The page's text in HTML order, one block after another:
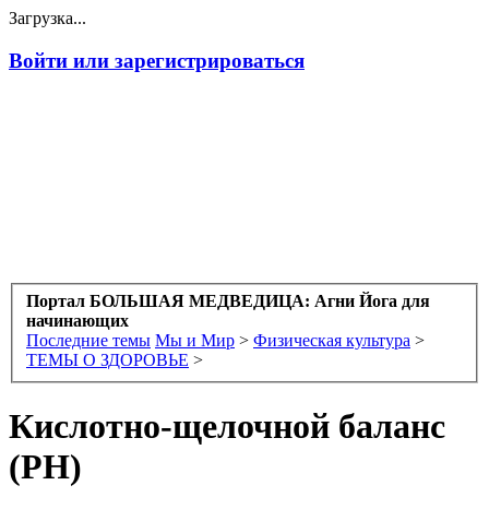
Загрузка...
Войти или зарегистрироваться
Портал БОЛЬШАЯ МЕДВЕДИЦА: Агни Йога для
начинающих
Последние темы Мы и Мир > Физическая культура >
ТЕМЫ О ЗДОРОВЬЕ >
Кислотно-щелочной баланс
(PH)